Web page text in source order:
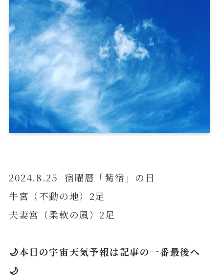
2024.8.25 宿曜暦「觜宿」の日
牛宮（不動の地）2足
夫妻宮（柔軟の風）2足
🌙本日の宇宙天気予報は記事の一番最後へ
🌙